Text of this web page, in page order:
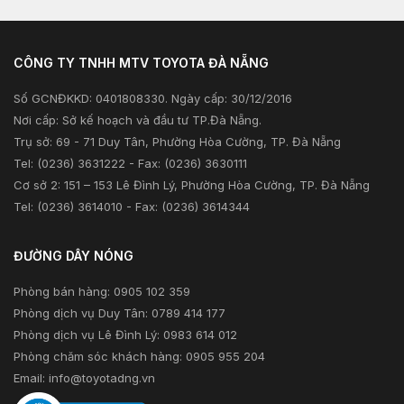
Xã hội
Thông tin khác
CÔNG TY TNHH MTV TOYOTA ĐÀ NẴNG
Số GCNĐKKD: 0401808330. Ngày cấp: 30/12/2016
Nơi cấp: Sở kế hoạch và đầu tư TP.Đà Nẵng.
Trụ sở: 69 - 71 Duy Tân, Phường Hòa Cường, TP. Đà Nẵng
Tel: (0236) 3631222 - Fax: (0236) 3630111
Cơ sở 2: 151 – 153 Lê Đình Lý, Phường Hòa Cường, TP. Đà Nẵng
Tel: (0236) 3614010 - Fax: (0236) 3614344
ĐƯỜNG DÂY NÓNG
Phòng bán hàng: 0905 102 359
Phòng dịch vụ Duy Tân: 0789 414 177
Phòng dịch vụ Lê Đình Lý: 0983 614 012
Phòng chăm sóc khách hàng: 0905 955 204
Email: info@toyotadng.vn